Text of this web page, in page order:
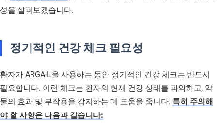
성을 살펴보겠습니다.
정기적인 건강 체크 필요성
환자가 ARGA-L을 사용하는 동안 정기적인 건강 체크는 반드시
필요합니다. 이런 체크는 환자의 현재 건강 상태를 파악하고, 약
물의 효과 및 부작용을 감지하는 데 도움을 줍니다. 특히 주의해
야 할 사항은 다음과 같습니다: